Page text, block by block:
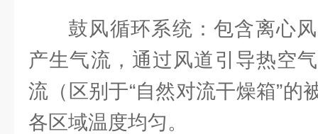
鼓风循环系统：包含离心
产生气流，通过风道引导热空
流（区别于“自然对流干燥箱”的
各区域温度均匀。